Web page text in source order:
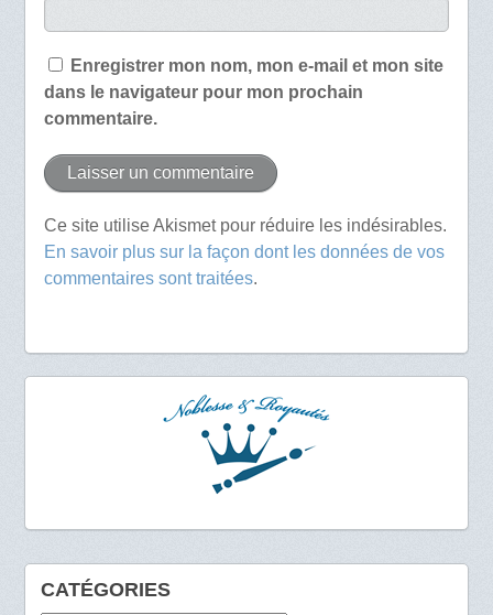
Enregistrer mon nom, mon e-mail et mon site
dans le navigateur pour mon prochain
commentaire.
Ce site utilise Akismet pour réduire les indésirables.
En savoir plus sur la façon dont les données de vos
commentaires sont traitées.
CATÉGORIES